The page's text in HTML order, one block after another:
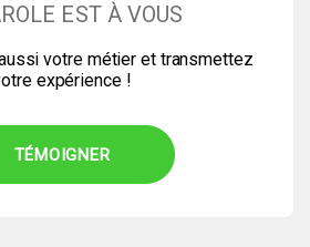
EST À VOUS
votre métier et transmettez
expérience !
TÉMOIGNER